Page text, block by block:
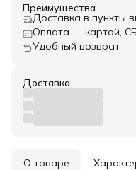
Преимущества
Доставка в пункты
Оплата — картой,
Удобный возврат
Доставка
О товаре